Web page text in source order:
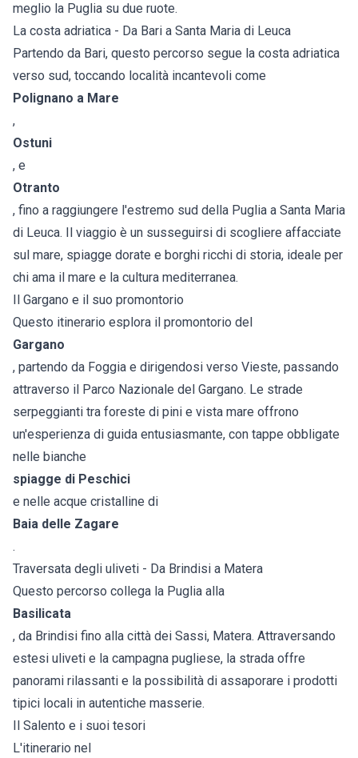
meglio la Puglia su due ruote.
La costa adriatica - Da Bari a Santa Maria di Leuca
Partendo da Bari, questo percorso segue la costa adriatica
verso sud, toccando località incantevoli come
Polignano a Mare
,
Ostuni
, e
Otranto
, fino a raggiungere l'estremo sud della Puglia a Santa Maria
di Leuca. Il viaggio è un susseguirsi di scogliere affacciate
sul mare, spiagge dorate e borghi ricchi di storia, ideale per
chi ama il mare e la cultura mediterranea.
Il Gargano e il suo promontorio
Questo itinerario esplora il promontorio del
Gargano
, partendo da Foggia e dirigendosi verso Vieste, passando
attraverso il Parco Nazionale del Gargano. Le strade
serpeggianti tra foreste di pini e vista mare offrono
un'esperienza di guida entusiasmante, con tappe obbligate
nelle bianche
spiagge di Peschici
e nelle acque cristalline di
Baia delle Zagare
.
Traversata degli uliveti - Da Brindisi a Matera
Questo percorso collega la Puglia alla
Basilicata
, da Brindisi fino alla città dei Sassi, Matera. Attraversando
estesi uliveti e la campagna pugliese, la strada offre
panorami rilassanti e la possibilità di assaporare i prodotti
tipici locali in autentiche masserie.
Il Salento e i suoi tesori
L'itinerario nel